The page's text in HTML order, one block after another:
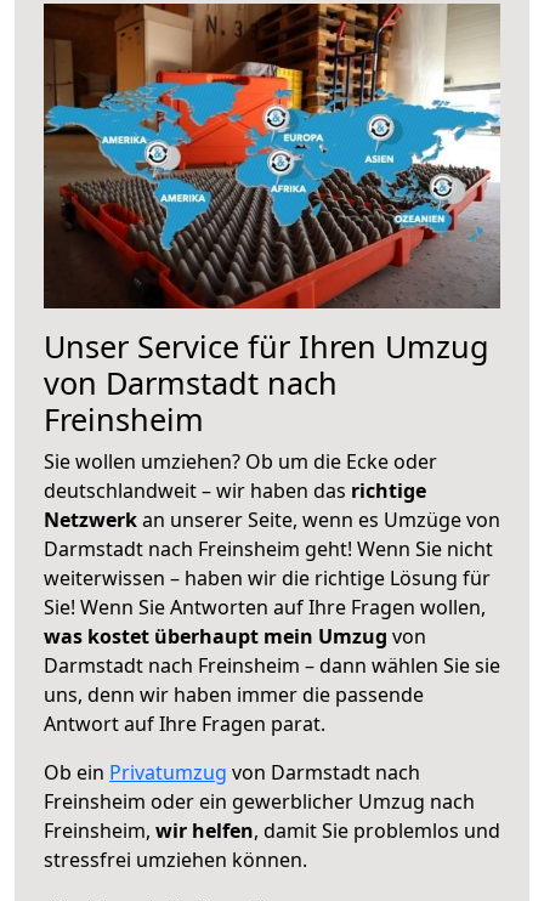
Unser Service für Ihren Umzug
von Darmstadt nach
Freinsheim
Sie wollen umziehen? Ob um die Ecke oder
deutschlandweit – wir haben das richtige
Netzwerkan unserer Seite, wenn es Umzüge von
Darmstadt nach Freinsheim geht! Wenn Sie nicht
weiterwissen – haben wir die richtige Lösung für
Sie! Wenn Sie Antworten auf Ihre Fragen wollen,
was kostet überhaupt mein Umzug von
Darmstadt nach Freinsheim – dann wählen Sie sie
uns, denn wir haben immer die passende
Antwort auf Ihre Fragen parat.
Ob ein Privatumzug von Darmstadt nach
Freinsheim oder ein gewerblicher Umzug nach
Freinsheim, wir helfen, damit Sie problemlos und
stressfrei umziehen können.